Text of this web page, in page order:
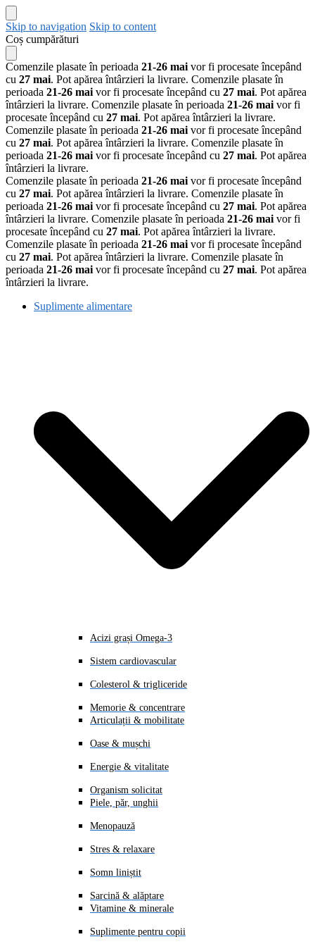
Skip to navigation Skip to content
Coș cumpărături
Comenzile plasate în perioada 21-26 mai vor fi procesate începând
cu 27 mai. Pot apărea întârzieri la livrare. Comenzile plasate în
perioada 21-26 mai vor fi procesate începând cu 27 mai. Pot apărea
întârzieri la livrare. Comenzile plasate în perioada 21-26 mai vor fi
procesate începând cu 27 mai. Pot apărea întârzieri la livrare.
Comenzile plasate în perioada 21-26 mai vor fi procesate începând
cu 27 mai. Pot apărea întârzieri la livrare. Comenzile plasate în
perioada 21-26 mai vor fi procesate începând cu 27 mai. Pot apărea
întârzieri la livrare.
Comenzile plasate în perioada 21-26 mai vor fi procesate începând
cu 27 mai. Pot apărea întârzieri la livrare. Comenzile plasate în
perioada 21-26 mai vor fi procesate începând cu 27 mai. Pot apărea
întârzieri la livrare. Comenzile plasate în perioada 21-26 mai vor fi
procesate începând cu 27 mai. Pot apărea întârzieri la livrare.
Comenzile plasate în perioada 21-26 mai vor fi procesate începând
cu 27 mai. Pot apărea întârzieri la livrare. Comenzile plasate în
perioada 21-26 mai vor fi procesate începând cu 27 mai. Pot apărea
întârzieri la livrare.
Suplimente alimentare
Acizi grași Omega-3
Sistem cardiovascular
Colesterol & trigliceride
Memorie & concentrare
Articulații & mobilitate
Oase & mușchi
Energie & vitalitate
Organism solicitat
Piele, păr, unghii
Menopauză
Stres & relaxare
Somn liniștit
Sarcină & alăptare
Vitamine & minerale
Suplimente pentru copii